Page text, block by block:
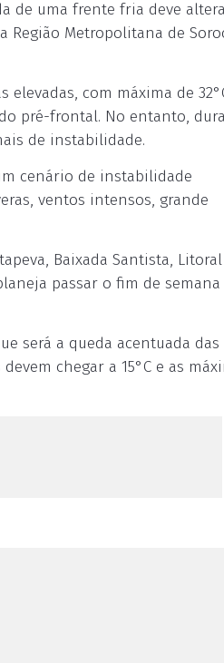
de uma frente fria deve
Região Metropolitana de
com máxima de
pré-frontal. No entanto,
de instabilidade.
cenário de instabilidade
ventos intensos, grande
Baixada Santista,
passar o fim de
será a queda acentuada das
chegar a 15°C e as